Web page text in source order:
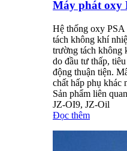
Máy phát oxy
Hệ thống oxy PSA
tách không khí
trường tách không
do đầu tư thấp,
động thuận tiện.
chất hấp phụ khác
Sản phẩm liên
JZ-OI9, JZ-Oil
Đọc thêm